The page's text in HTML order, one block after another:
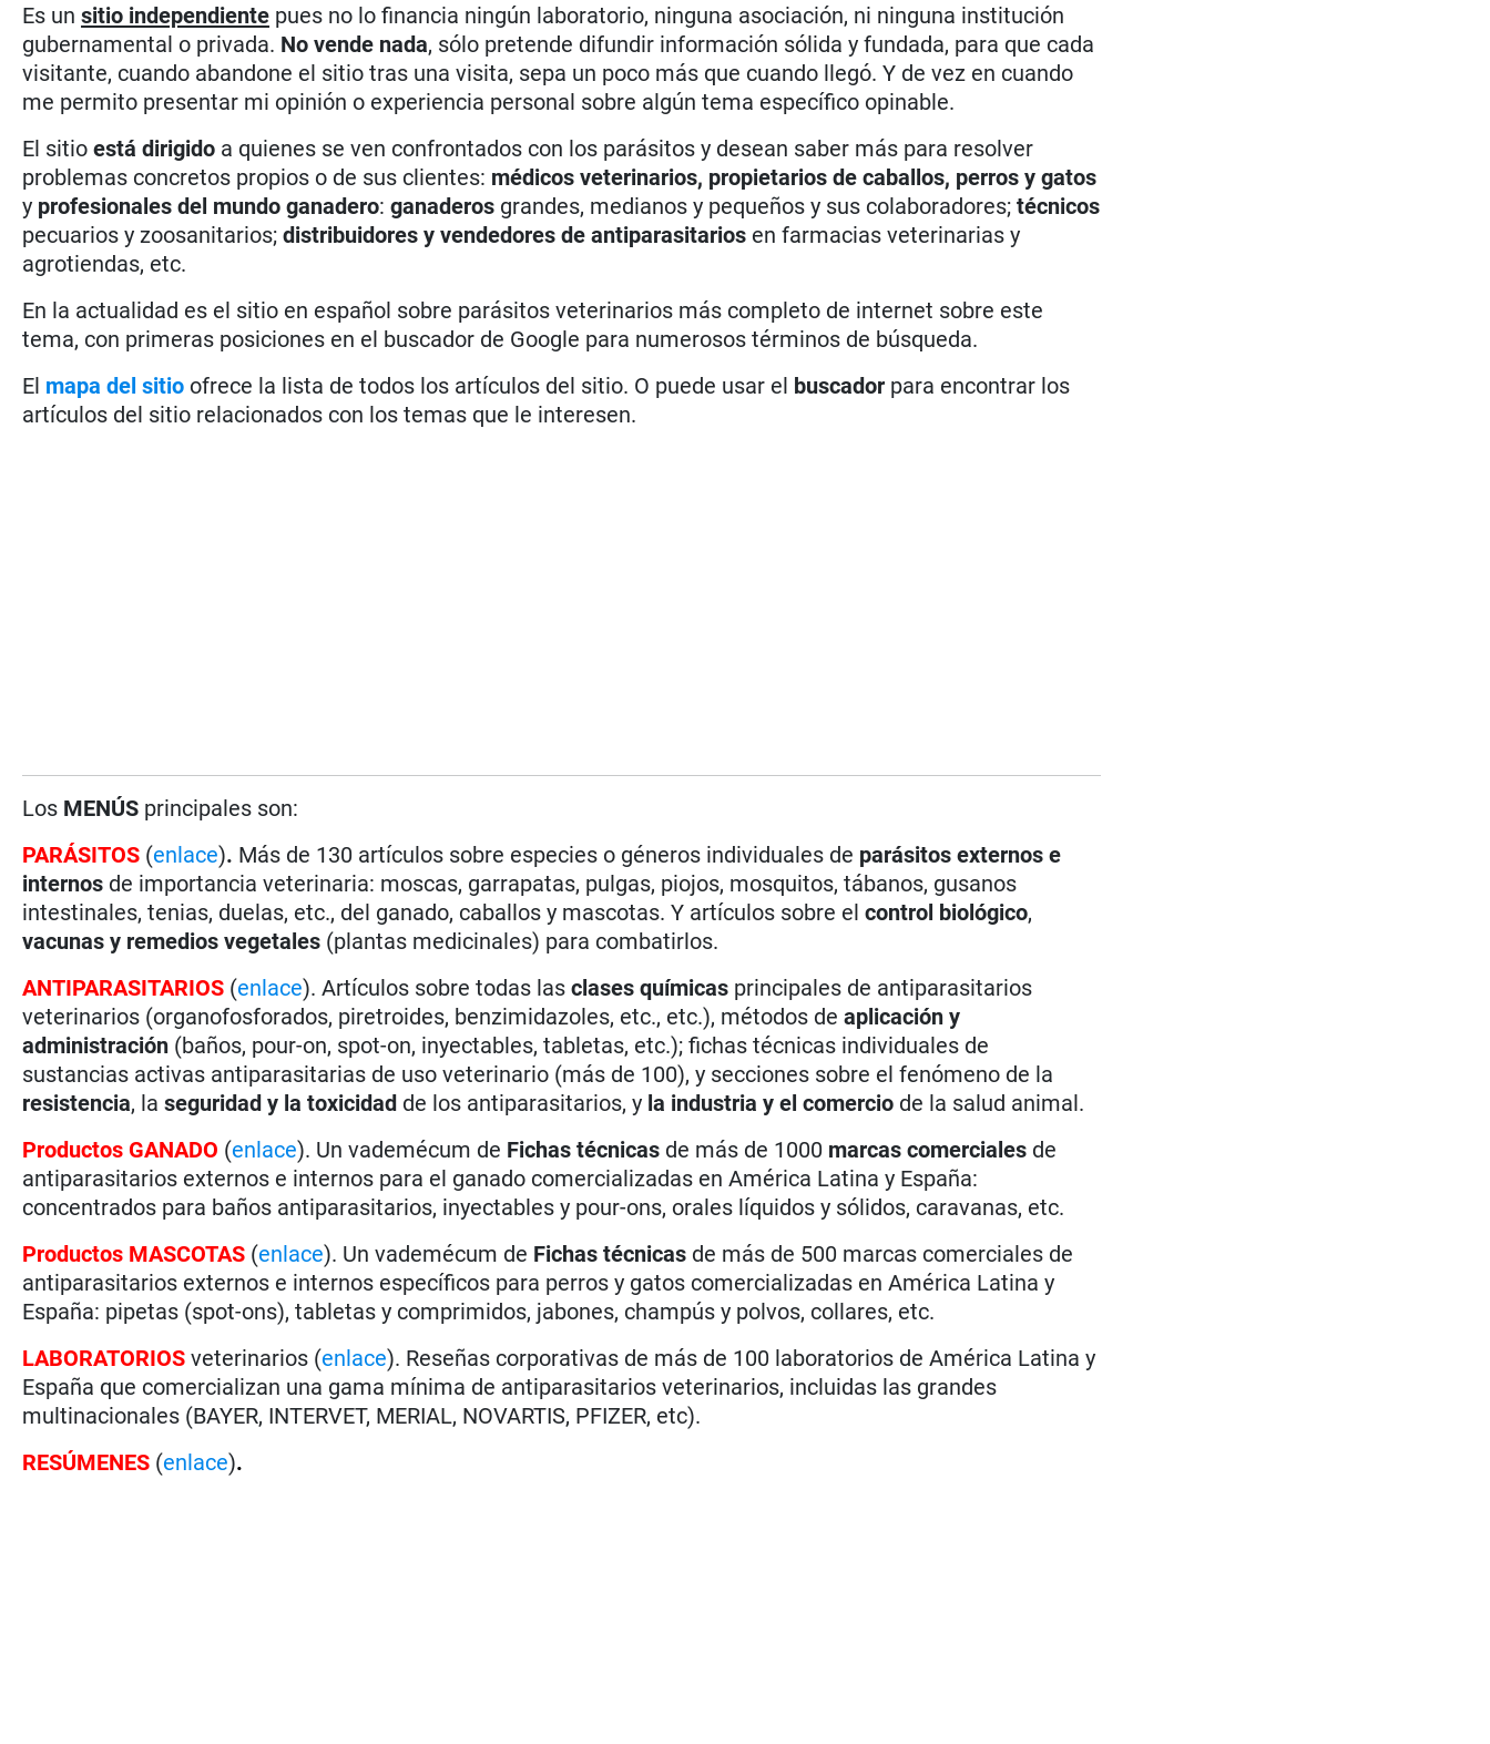
Es unsitio independiente pues no lo financia ningún laboratorio, ninguna asociación, ni ninguna institución
gubernamental o privada. No vende nada, sólo pretende difundir información sólida y fundada, para que cada
visitante, cuando abandone el sitio tras una visita, sepa un poco más que cuando llegó. Y de vez en cuando
me permito presentar mi opinión o experiencia personal sobre algún tema específico opinable.
El sitioestá dirigido a quienes se ven confrontados con los parásitos y desean saber más para resolver
problemas concretos propios o de sus clientes: médicos veterinarios, propietarios de caballos, perros y gatos
y profesionales del mundo ganadero:ganaderos grandes, medianos y pequeños y sus colaboradores;técnicos
pecuarios y zoosanitarios;distribuidores y vendedores de antiparasitarios en farmacias veterinarias y
agrotiendas, etc.
En la actualidad es el sitio en español sobre parásitos veterinarios más completo de internet sobre este
tema, con primeras posiciones en el buscador de Google para numerosos términos de búsqueda.
El mapa del sitio ofrece la lista de todos los artículos del sitio. O puede usar el buscador para encontrar los
artículos del sitio relacionados con los temas que le interesen.
Los MENÚS principales son:
PARÁSITOS (enlace). Más de 130 artículos sobre especies o géneros individuales de parásitos externos e
internos de importancia veterinaria: moscas, garrapatas, pulgas, piojos, mosquitos, tábanos, gusanos
intestinales, tenias, duelas, etc., del ganado, caballos y mascotas. Y artículos sobre elcontrol biológico,
vacunas y remedios vegetales (plantas medicinales) para combatirlos.
ANTIPARASITARIOS (enlace). Artículos sobre todas lasclases químicas principales de antiparasitarios
veterinarios (organofosforados, piretroides, benzimidazoles, etc., etc.), métodos deaplicación y
administración (baños, pour-on, spot-on, inyectables, tabletas, etc.); fichas técnicas individuales de
sustancias activas antiparasitarias de uso veterinario (más de 100), y secciones sobre el fenómeno de la
resistencia, laseguridad y la toxicidad de los antiparasitarios, y la industria y el comercio de la salud animal.
Productos GANADO (enlace). Un vademécum de Fichas técnicas de más de 1000 marcas comerciales de
antiparasitarios externos e internos para el ganado comercializadas en América Latina y España:
concentrados para baños antiparasitarios, inyectables y pour-ons, orales líquidos y sólidos, caravanas, etc.
Productos MASCOTAS (enlace). Un vademécum de Fichas técnicas de más de 500 marcas comerciales de
antiparasitarios externos e internos específicos para perros y gatos comercializadas en América Latina y
España: pipetas (spot-ons), tabletas y comprimidos, jabones, champús y polvos, collares, etc.
LABORATORIOS veterinarios (enlace). Reseñas corporativas de más de 100 laboratorios de América Latina y
España que comercializan una gama mínima de antiparasitarios veterinarios, incluidas las grandes
multinacionales (BAYER, INTERVET, MERIAL, NOVARTIS, PFIZER, etc).
RESÚMENES (enlace).